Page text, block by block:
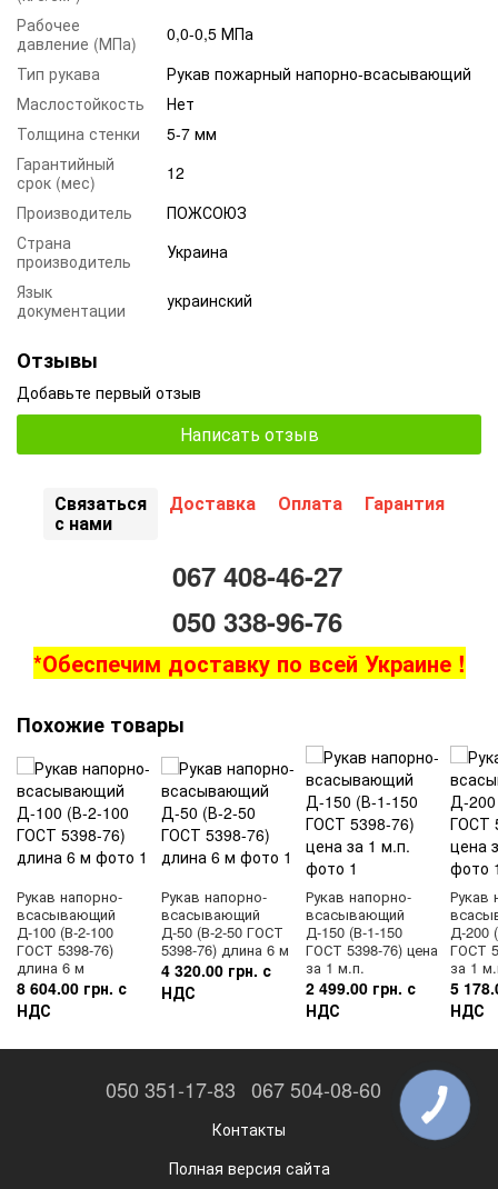
Рабочее
давление (МПа)
0,0-0,5 МПа
Тип рукава
Рукав пожарный напорно-всасывающий
Маслостойкость
Нет
Толщина стенки
5-7 мм
Гарантийный
срок (мес)
12
Производитель
ПОЖСОЮЗ
Страна
производитель
Украина
Язык
документации
украинский
Отзывы
Добавьте первый отзыв
Написать отзыв
Связаться
с нами
Доставка Оплата Гарантия
067 408-46-27
050 338-96-76
*Обеспечим доставку по всей Украине !
Похожие товары
Рукав напорно-
всасывающий
Д-100 (В-2-100
ГОСТ 5398-76)
длина 6 м
8 604.00 грн. с
НДС
Рукав напорно-
всасывающий
Д-50 (В-2-50 ГОСТ
5398-76) длина 6 м
4 320.00 грн. с
НДС
Рукав напорно-
всасывающий
Д-150 (В-1-150
ГОСТ 5398-76) цена
за 1 м.п.
2 499.00 грн. с
НДС
Рукав
Д-200
ГОСТ
за 1
5
НДС
050 351-17-83 067 504-08-60
Контакты
Полная версия сайта